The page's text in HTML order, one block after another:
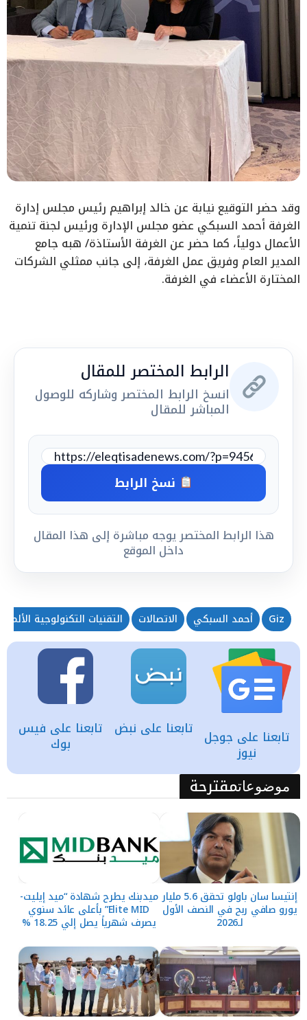
وقد حضر التوقيع نيابة عن خالد إبراهيم رئيس مجلس إدارة
الغرفة أحمد السبكي عضو مجلس الإدارة ورئيس لجنة تنمية
الأعمال دولياً، كما حضر عن الغرفة الأستاذة/ هبه جامع
المدير العام وفريق عمل الغرفة، إلى جانب ممثلي الشركات
المختارة الأعضاء في الغرفة.
الرابط المختصر للمقال
انسخ الرابط المختصر وشاركه للوصول
المباشر للمقال
نسخ الرابط
هذا الرابط المختصر يوجه مباشرة إلى هذا المقال
داخل الموقع
Giz أحمد السبكي الاتصالات التقنيات التكنولوجية الألمانية
تابعنا على فيس
بوك
تابعنا على نبض تابعنا على جوجل
نيوز
موضوعاتمقترحة
إنتيسا سان باولو تحقق 5.6 مليار
يورو صافي ربح في النصف الأول
ميدبنك يطرح شهادة “ميد إيليت-
Elite MID” بأعلى عائد سنوي
يصرف شهرياً يصل إلي 18.25 %